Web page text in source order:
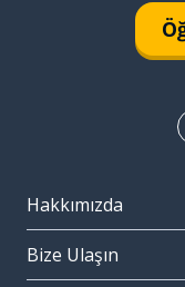
Hakkımızda
Bize Ulaşın